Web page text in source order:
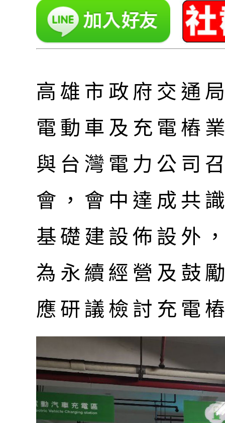
高雄市政府交通
電動車及充電樁
與台灣電力公司
會，會中達成共
基礎建設佈設外
為永續經營及鼓
應研議檢討充電